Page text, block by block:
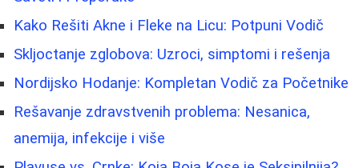
Kako Rešiti Akne i Fleke na Licu: Potpuni Vodič
Skljoctanje zglobova: Uzroci, simptomi i rešenja
Nordijsko Hodanje: Kompletan Vodič za Početnike
Rešavanje zdravstvenih problema: Nesanica,
anemija, infekcije i više